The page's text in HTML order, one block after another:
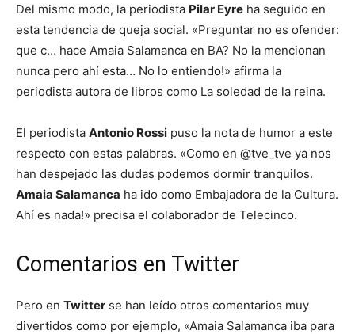
Del mismo modo, la periodista Pilar Eyre ha seguido en
esta tendencia de queja social. «Preguntar no es ofender:
que c… hace Amaia Salamanca en BA? No la mencionan
nunca pero ahí esta… No lo entiendo!» afirma la
periodista autora de libros como La soledad de la reina.
El periodista Antonio Rossi puso la nota de humor a este
respecto con estas palabras. «Como en @tve_tve ya nos
han despejado las dudas podemos dormir tranquilos.
Amaia Salamanca ha ido como Embajadora de la Cultura.
Ahí es nada!» precisa el colaborador de Telecinco.
Comentarios en Twitter
Pero en Twitter se han leído otros comentarios muy
divertidos como por ejemplo, «Amaia Salamanca iba para